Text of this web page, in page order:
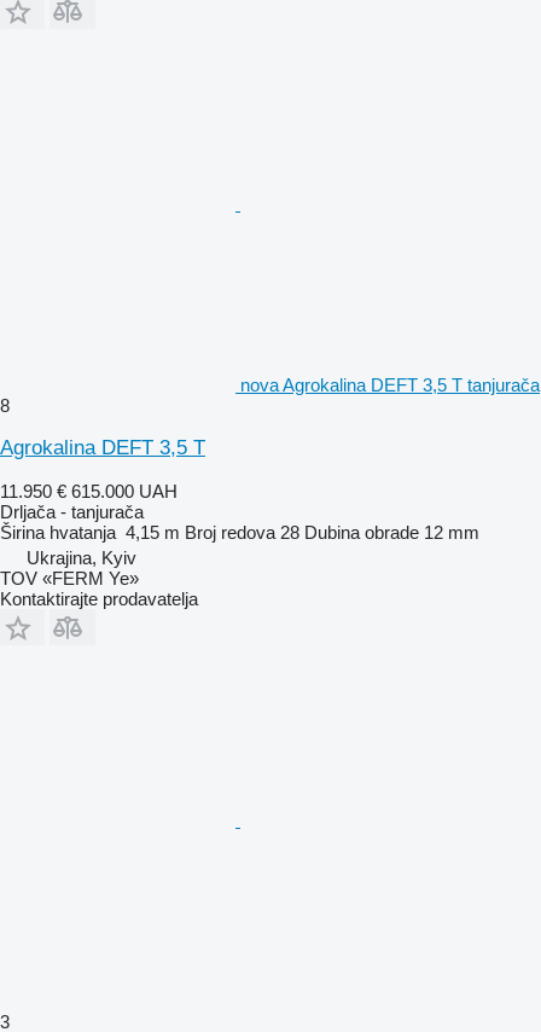
nova Agrokalina DEFT 3,5 T tanjurača
8
Agrokalina DEFT 3,5 T
11.950 € 615.000 UAH
Drljača - tanjurača
Širina hvatanja 4,15 m Broj redova 28 Dubina obrade 12 mm
Ukrajina, Kyiv
TOV «FERM Ye»
Kontaktirajte prodavatelja
3